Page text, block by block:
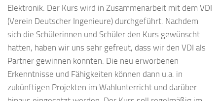
Elektronik. Der Kurs wird in Zusammenarbeit mit dem VDI
(Verein Deutscher Ingenieure) durchgeführt. Nachdem
sich die Schülerinnen und Schüler den Kurs gewünscht
hatten, haben wir uns sehr gefreut, dass wir den VDI als
Partner gewinnen konnten. Die neu erworbenen
Erkenntnisse und Fähigkeiten können dann u.a. in
zukünftigen Projekten im Wahlunterricht und darüber